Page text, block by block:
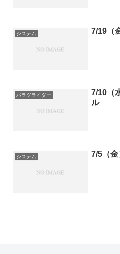
システム 7/19（
パラグライダー
7/10（
ル
システム 7/5（